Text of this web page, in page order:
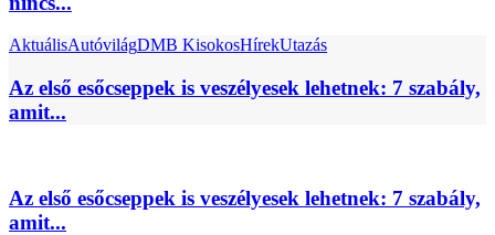
AktuálisAutóvilágDMB KisokosHírekUtazás
Az első esőcseppek is veszélyesek lehetnek: 7 szabály,
amit...
Az első esőcseppek is veszélyesek lehetnek: 7 szabály,
amit...